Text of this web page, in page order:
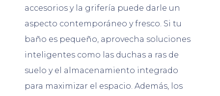
accesorios y la grifería puede darle un
aspecto contemporáneo y fresco. Si tu
baño es pequeño, aprovecha soluciones
inteligentes como las duchas a ras de
suelo y el almacenamiento integrado
para maximizar el espacio. Además, los